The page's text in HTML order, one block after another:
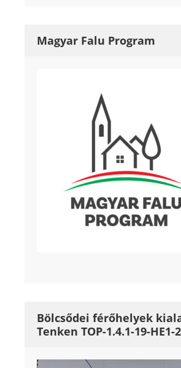
Magyar Falu Program
Bölcsődei férőhelyek
Tenken TOP-1.4.1-19-HE1-